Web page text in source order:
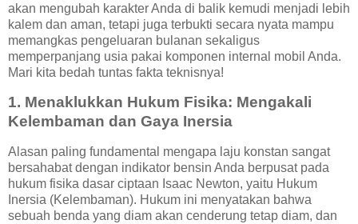
akan mengubah karakter Anda di balik kemudi menjadi lebih
kalem dan aman, tetapi juga terbukti secara nyata mampu
memangkas pengeluaran bulanan sekaligus
memperpanjang usia pakai komponen internal mobil Anda.
Mari kita bedah tuntas fakta teknisnya!
1. Menaklukkan Hukum Fisika: Mengakali
Kelembaman dan Gaya Inersia
Alasan paling fundamental mengapa laju konstan sangat
bersahabat dengan indikator bensin Anda berpusat pada
hukum fisika dasar ciptaan Isaac Newton, yaitu Hukum
Inersia (Kelembaman). Hukum ini menyatakan bahwa
sebuah benda yang diam akan cenderung tetap diam, dan